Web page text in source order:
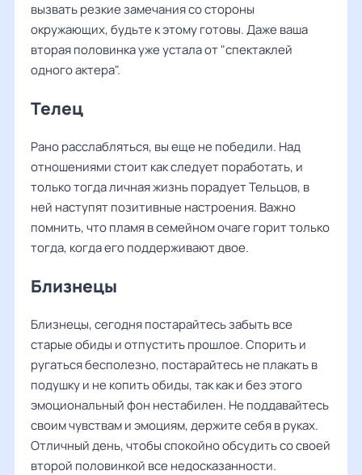
вызвать резкие замечания со стороны
окружающих, будьте к этому готовы. Даже ваша
вторая половинка уже устала от "спектаклей
одного актера".
Телец
Рано расслабляться, вы еще не победили. Над
отношениями стоит как следует поработать, и
только тогда личная жизнь порадует Тельцов, в
ней наступят позитивные настроения. Важно
помнить, что пламя в семейном очаге горит только
тогда, когда его поддерживают двое.
Близнецы
Близнецы, сегодня постарайтесь забыть все
старые обиды и отпустить прошлое. Спорить и
ругаться бесполезно, постарайтесь не плакать в
подушку и не копить обиды, так как и без этого
эмоциональный фон нестабилен. Не поддавайтесь
своим чувствам и эмоциям, держите себя в руках.
Отличный день, чтобы спокойно обсудить со своей
второй половинкой все недосказанности.